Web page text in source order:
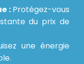
:Protégez-vous
du prix de
une énergie